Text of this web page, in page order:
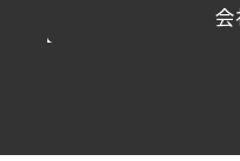
会